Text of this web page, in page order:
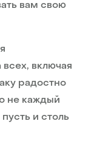
вам свою
включая
радостно
не каждый
и столь